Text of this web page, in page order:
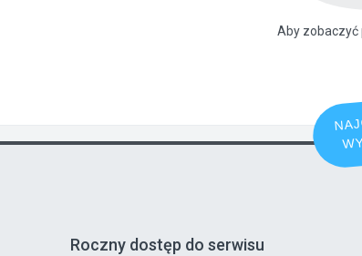
Aby zobaczyć
Roczny dostęp do serwisu